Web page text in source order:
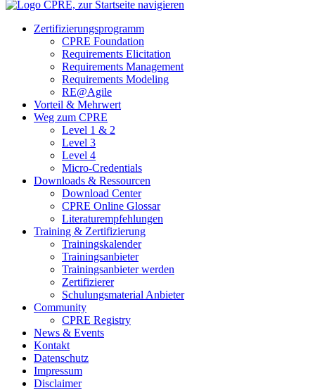
Zertifizierungs­programm
CPRE Foundation
Requirements Elicitation
Requirements Management
Requirements Modeling
RE@Agile
Vorteil & Mehrwert
Weg zum CPRE
Level 1 & 2
Level 3
Level 4
Micro-Credentials
Downloads & Ressourcen
Download Center
CPRE Online Glossar
Literaturempfehlungen
Training & Zertifizierung
Trainingskalender
Trainingsanbieter
Trainingsanbieter werden
Zertifizierer
Schulungsmaterial Anbieter
Community
CPRE Registry
News & Events
Kontakt
Datenschutz
Impressum
Disclaimer